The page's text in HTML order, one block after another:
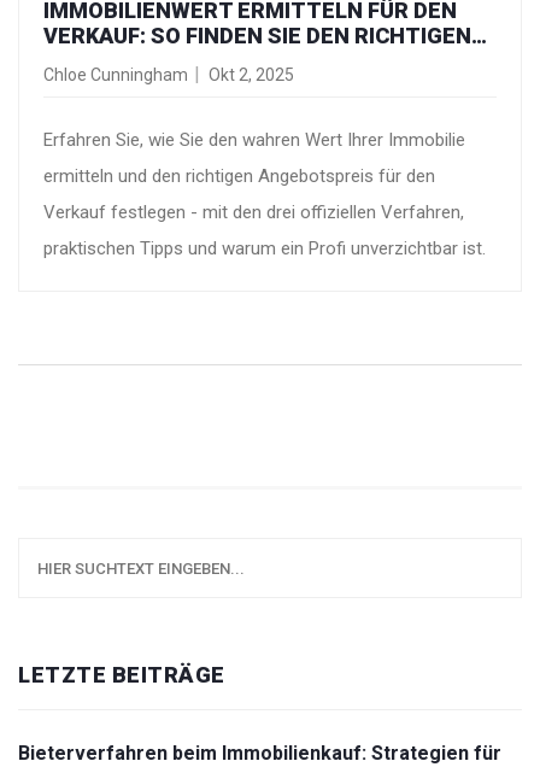
IMMOBILIENWERT ERMITTELN FÜR DEN
VERKAUF: SO FINDEN SIE DEN RICHTIGEN
ANGEBOTSPREIS
Chloe Cunningham Okt 2, 2025
Erfahren Sie, wie Sie den wahren Wert Ihrer Immobilie
ermitteln und den richtigen Angebotspreis für den
Verkauf festlegen - mit den drei offiziellen Verfahren,
praktischen Tipps und warum ein Profi unverzichtbar ist.
LETZTE BEITRÄGE
Bieterverfahren beim Immobilienkauf: Strategien für